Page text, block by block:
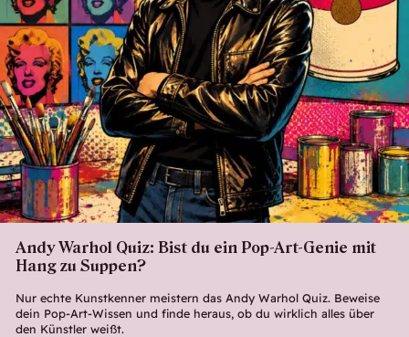
Andy Warhol Quiz: Bist du ein Pop-Art-Genie mit
Hang zu Suppen?
Nur echte Kunstkenner meistern das Andy Warhol Quiz. Beweise
dein Pop-Art-Wissen und finde heraus, ob du wirklich alles über
den Künstler weißt.